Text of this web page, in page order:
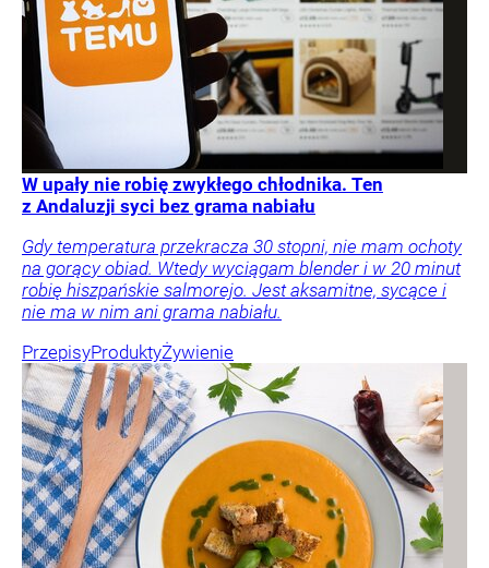
W upały nie robię zwykłego chłodnika. Ten
z Andaluzji syci bez grama nabiału
Gdy temperatura przekracza 30 stopni, nie mam ochoty
na gorący obiad. Wtedy wyciągam blender i w 20 minut
robię hiszpańskie salmorejo. Jest aksamitne, sycące i
nie ma w nim ani grama nabiału.
PrzepisyProduktyŻywienie